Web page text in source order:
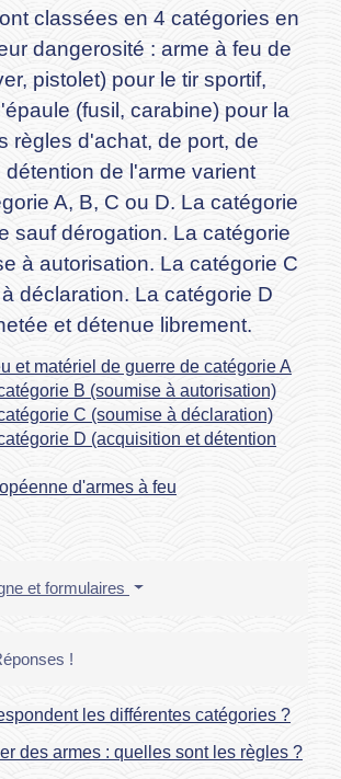
classées en 4 catégories en
dangerosité : arme à feu de
pistolet) pour le tir sportif,
(fusil, carabine) pour la
règles d'achat, de port, de
détention de l'arme varient
A, B, C ou D. La catégorie
sauf dérogation. La catégorie
à autorisation. La catégorie C
déclaration. La catégorie D
et détenue librement.
et matériel de guerre de catégorie A
B (soumise à autorisation)
C (soumise à déclaration)
D (acquisition et détention
d'armes à feu
et formulaires
!
les différentes catégories ?
des armes : quelles sont les règles ?